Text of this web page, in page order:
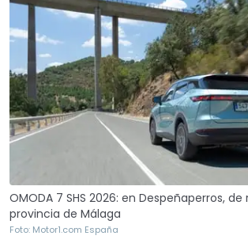
OMODA 7 SHS 2026: en Despeñaperros,
provincia de Málaga
Foto: Motor1.com España